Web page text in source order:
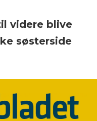
videre blive
søsterside